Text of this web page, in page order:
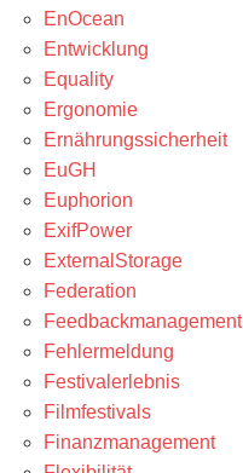
EnOcean
Entwicklung
Equality
Ergonomie
Ernährungssicherheit
EuGH
Euphorion
ExifPower
ExternalStorage
Federation
Feedbackmanagement
Fehlermeldung
Festivalerlebnis
Filmfestivals
Finanzmanagement